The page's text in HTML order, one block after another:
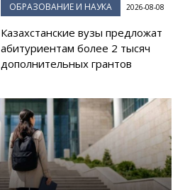
ОБРАЗОВАНИЕ И НАУКА 2026-08-08
Казахстанские вузы предложат
абитуриентам более 2 тысяч
дополнительных грантов